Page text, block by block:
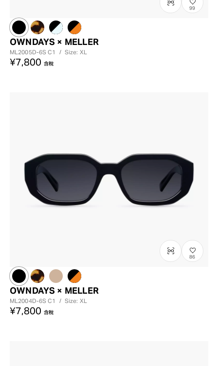
99
OWNDAYS × MELLER
ML2005D-6SC1 / Size: XL
¥7,800 含稅
86
OWNDAYS × MELLER
ML2004D-6SC1 / Size: XL
¥7,800 含稅